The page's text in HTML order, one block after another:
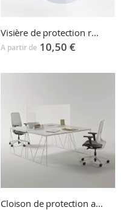
Visière de protection réutilisable REXSHIELD
A partir de 10,50 €
Cloison de protection auto-portante ou à pincer PREVENTIVE SCREEN